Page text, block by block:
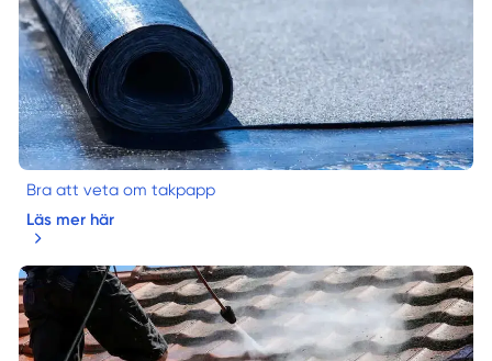
Bra att veta om takpapp
Läs mer här